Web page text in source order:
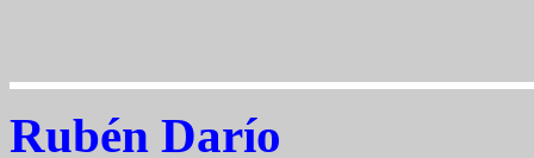
Rubén Darío